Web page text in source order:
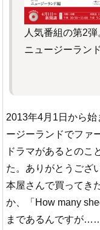
人気番組の第2
ニュージーラン
2013年4月1日から始
ージーランドでファ
ドラマがあるとのこ
た。ありがとうござ
本屋さんで買ってき
か、「How many
まであるんですが